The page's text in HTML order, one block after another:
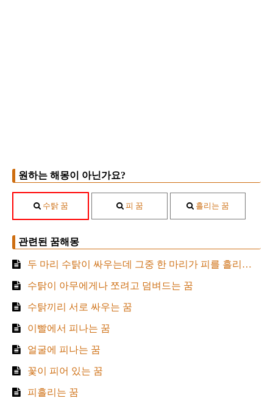
원하는 해몽이 아닌가요?
수탉 꿈 피 꿈 흘리는 꿈
관련된 꿈해몽
두 마리 수탉이 싸우는데 그중 한 마리가 피를 흘리는 꿈
수탉이 아무에게나 쪼려고 덤벼드는 꿈
수탉끼리 서로 싸우는 꿈
이빨에서 피나는 꿈
얼굴에 피나는 꿈
꽃이 피어 있는 꿈
피흘리는 꿈